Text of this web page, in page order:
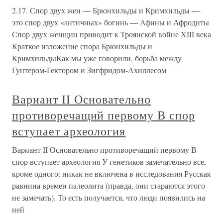
2.17. Спор двух жен — Брюнхильды и Кримхильды —
это спор двух «античных» богинь — Афины и Афродиты
Спор двух женщин приводит к Троянской войне XIII века
Краткое изложение спора Брюнхильды и
КримхильдыКак мы уже говорили, борьба между
Гунтером-Гектором и Зигфридом-Ахиллесом
Вариант II Основательно
противоречащий первому В спор
вступает археология
Вариант II Основательно противоречащий первому В
спор вступает археология У генетиков замечательно все,
кроме одного: никак не включена в исследования Русская
равнина времен палеолита (правда, они стараются этого
не замечать). То есть получается, что люди появились на
ней